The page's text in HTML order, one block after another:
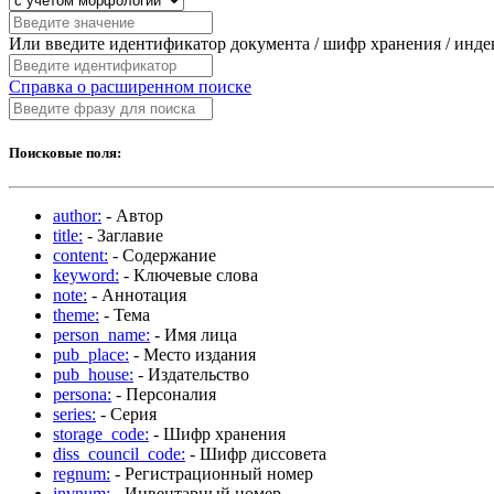
Или введите идентификатор документа / шифр хранения /
Справка о расширенном поиске
Поисковые поля:
author: - Автор
title: - Заглавие
content: - Содержание
keyword: - Ключевые слова
note: - Аннотация
theme: - Тема
person_name: - Имя лица
pub_place: - Место издания
pub_house: - Издательство
persona: - Персоналия
series: - Серия
storage_code: - Шифр хранения
diss_council_code: - Шифр диссовета
regnum: - Регистрационный номер